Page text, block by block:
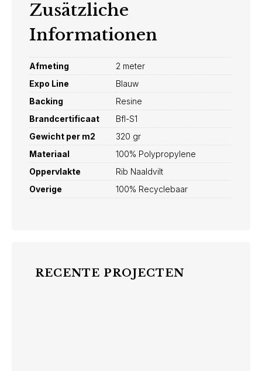
Zusätzliche
Informationen
Afmeting
2 meter
Expo Line
Blauw
Backing
Resine
Brandcertificaat
Bfl-S1
Gewicht per m2
320 gr
Materiaal
100% Polypropylene
Oppervlakte
Rib Naaldvilt
Overige
100% Recyclebaar
RECENTE PROJECTEN